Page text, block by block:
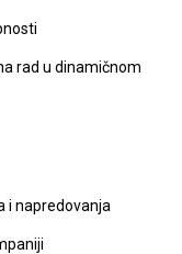
rad u dinamičnom
i napredovanja